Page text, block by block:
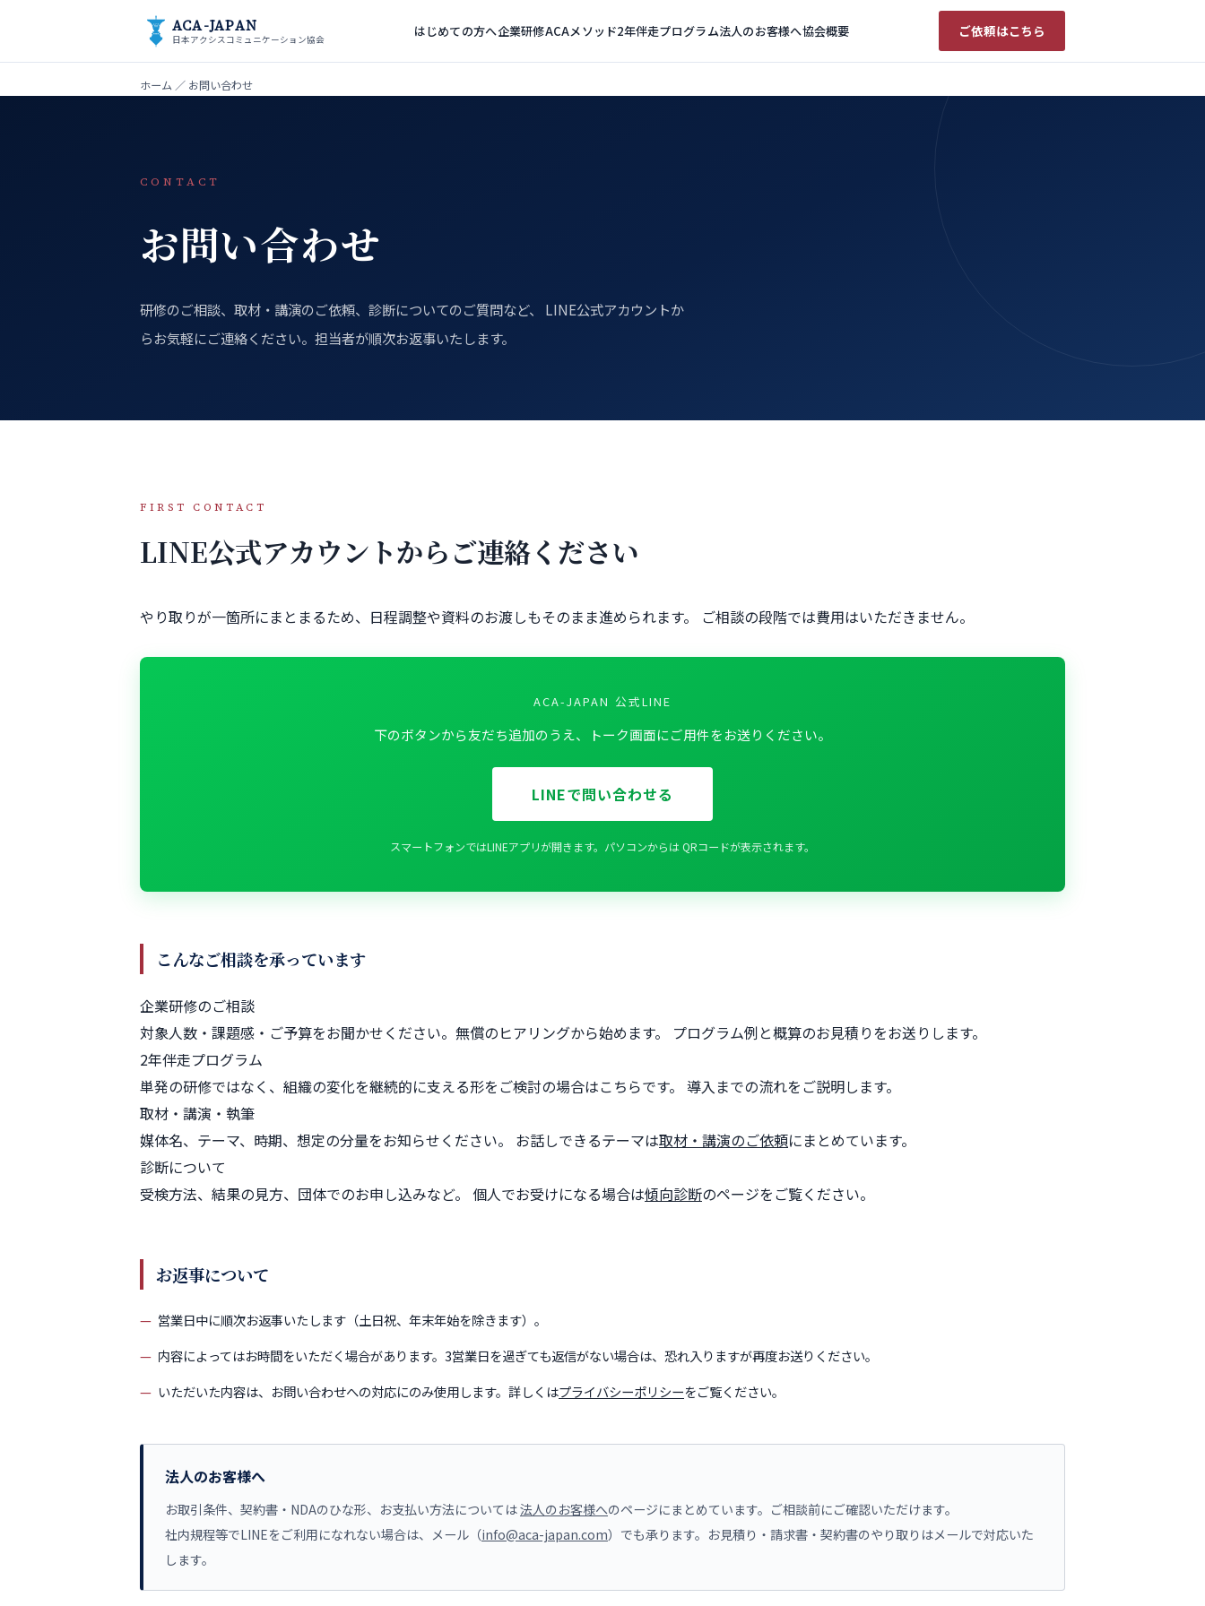
ACA-JAPAN
日本アクシスコミュニケーション協会
はじめての方へ企業研修ACAメソッド2年伴走プログラム法人のお客様へ協会概要 ご依頼はこちら
ホーム ／ お問い合わせ
CONTACT
お問い合わせ
研修のご相談、取材・講演のご依頼、診断についてのご質問など、 LINE公式アカウントか
らお気軽にご連絡ください。担当者が順次お返事いたします。
FIRST CONTACT
LINE公式アカウントからご連絡ください
やり取りが一箇所にまとまるため、日程調整や資料のお渡しもそのまま進められます。 ご相談の段階では費用はいただきません。
ACA-JAPAN 公式LINE
下のボタンから友だち追加のうえ、トーク画面にご用件をお送りください。
LINEで問い合わせる
スマートフォンではLINEアプリが開きます。パソコンからは QRコードが表示されます。
こんなご相談を承っています
企業研修のご相談
対象人数・課題感・ご予算をお聞かせください。無償のヒアリングから始めます。 プログラム例と概算のお見積りをお送りします。
2年伴走プログラム
単発の研修ではなく、組織の変化を継続的に支える形をご検討の場合はこちらです。 導入までの流れをご説明します。
取材・講演・執筆
媒体名、テーマ、時期、想定の分量をお知らせください。 お話しできるテーマは取材・講演のご依頼にまとめています。
診断について
受検方法、結果の見方、団体でのお申し込みなど。 個人でお受けになる場合は傾向診断のページをご覧ください。
お返事について
営業日中に順次お返事いたします（土日祝、年末年始を除きます）。
内容によってはお時間をいただく場合があります。3営業日を過ぎても返信がない場合は、恐れ入りますが再度お送りください。
いただいた内容は、お問い合わせへの対応にのみ使用します。詳しくはプライバシーポリシーをご覧ください。
法人のお客様へ
お取引条件、契約書・NDAのひな形、お支払い方法については法人のお客様へのページにまとめています。ご相談前にご確認いただけます。
社内規程等でLINEをご利用になれない場合は、メール（info@aca-japan.com）でも承ります。お見積り・請求書・契約書のやり取りはメールで対応いた
します。